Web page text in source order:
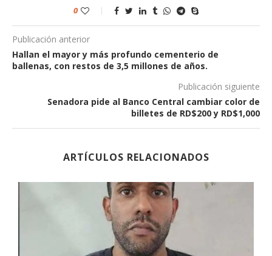
0
Publicación anterior
Hallan el mayor y más profundo cementerio de
ballenas, con restos de 3,5 millones de años.
Publicación siguiente
Senadora pide al Banco Central cambiar color de
billetes de RD$200 y RD$1,000
ARTÍCULOS RELACIONADOS